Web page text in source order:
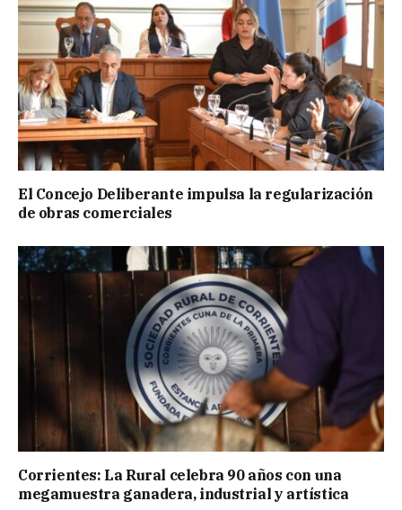
El Concejo Deliberante impulsa la regularización
de obras comerciales
Corrientes: La Rural celebra 90 años con una
megamuestra ganadera, industrial y artística